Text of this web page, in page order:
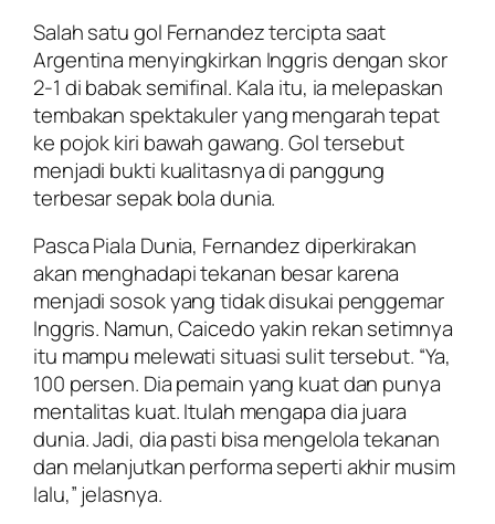
Salah satu gol Fernandez tercipta saat
Argentina menyingkirkan Inggris dengan skor
2-1 di babak semifinal. Kala itu, ia melepaskan
tembakan spektakuler yang mengarah tepat
ke pojok kiri bawah gawang. Gol tersebut
menjadi bukti kualitasnya di panggung
terbesar sepak bola dunia.
Pasca Piala Dunia, Fernandez diperkirakan
akan menghadapi tekanan besar karena
menjadi sosok yang tidak disukai penggemar
Inggris. Namun, Caicedo yakin rekan setimnya
itu mampu melewati situasi sulit tersebut. “Ya,
100 persen. Dia pemain yang kuat dan punya
mentalitas kuat. Itulah mengapa dia juara
dunia. Jadi, dia pasti bisa mengelola tekanan
dan melanjutkan performa seperti akhir musim
lalu,” jelasnya.